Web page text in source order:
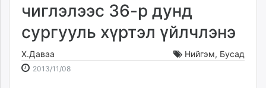
Gogo.mn
news.mn
zindaa.mn
Baabar.mn
чиглэлээс 36-р дунд
сургууль хүртэл үйлчлэнэ
Х.Даваа Нийгэм, Бусад
2013/11/082013-
2026-